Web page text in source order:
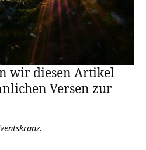
wir diesen Artikel
Versen zur